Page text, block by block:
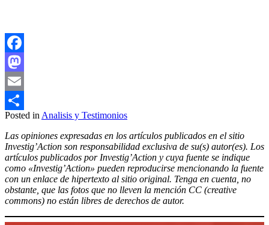
Facebook
Mastodon
Email
Compartir
Posted in Analisis y Testimonios
Las opiniones expresadas en los artículos publicados en el sitio
Investig’Action son responsabilidad exclusiva de su(s) autor(es). Los
artículos publicados por Investig’Action y cuya fuente se indique
como «Investig’Action» pueden reproducirse mencionando la fuente
con un enlace de hipertexto al sitio original. Tenga en cuenta, no
obstante, que las fotos que no lleven la mención CC (creative
commons) no están libres de derechos de autor.